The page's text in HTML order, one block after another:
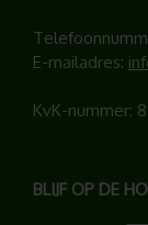
E-mailadres:
KvK-nummer:
BLIJF OP DE